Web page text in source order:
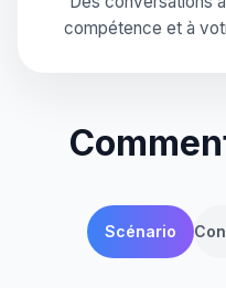
compétence et à
Scénario